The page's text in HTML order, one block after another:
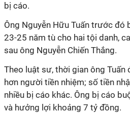
bị cáo.
Ông Nguyễn Hữu Tuấn trước đó
23-25 năm tù cho hai tội danh,
sau ông Nguyễn Chiến Thắng.
Theo luật sư, thời gian ông Tuấn
hơn người tiền nhiệm; số tiền
nhiều bị cáo khác. Ông bị cáo
và hưởng lợi khoảng 7 tỷ đồng.